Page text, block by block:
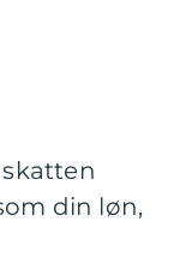
din løn,